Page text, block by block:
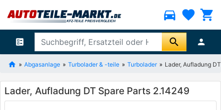
directions_car favorite shopping_cart
ballot search person
Abgasanlage Turbolader & -teile Turbolader Lader, Aufladung
Lader, Aufladung DT Spare Parts 2.14249